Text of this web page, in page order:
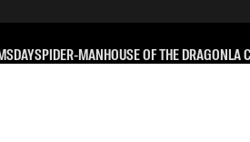
SPIDER-MANHOUSE OF THE DRAGONLA